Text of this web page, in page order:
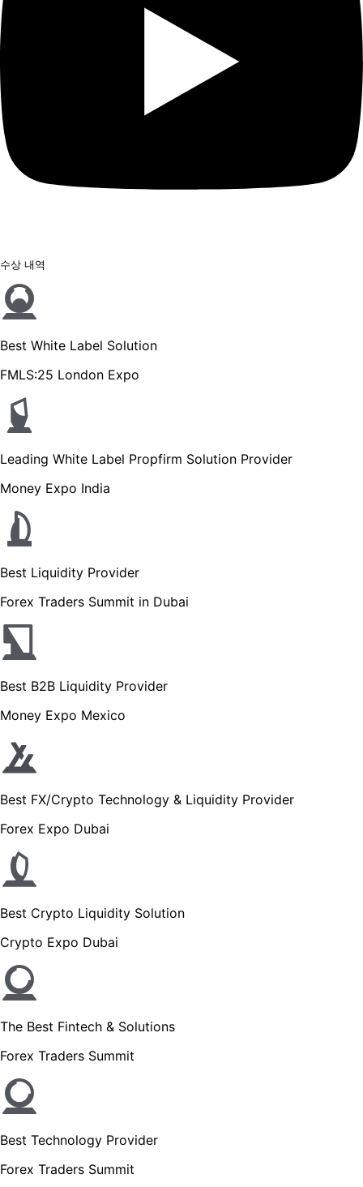
수상 내역
Best White Label Solution
FMLS:25 London Expo
Leading White Label Propfirm Solution Provider
Money Expo India
Best Liquidity Provider
Forex Traders Summit in Dubai
Best B2B Liquidity Provider
Money Expo Mexico
Best FX/Crypto Technology & Liquidity Provider
Forex Expo Dubai
Best Crypto Liquidity Solution
Crypto Expo Dubai
The Best Fintech & Solutions
Forex Traders Summit
Best Technology Provider
Forex Traders Summit